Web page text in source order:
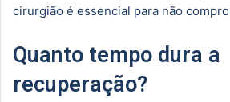
cirurgião é essencial para não
Quanto tempo dura a
recuperação?